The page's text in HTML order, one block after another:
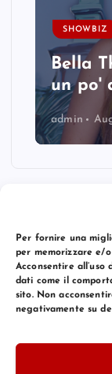
Per fornire una
per memorizzare e/
Acconsentire
dati come il
sito. Non
negativamente su
SHOWBIZ
Bella
un po'
admin